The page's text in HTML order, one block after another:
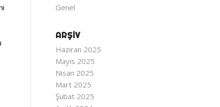
Genel
ARŞIV
Haziran 2025
Mayıs 2025
Nisan 2025
Mart 2025
Şubat 2025